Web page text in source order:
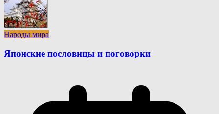
Народы мира
Японские пословицы и поговорки